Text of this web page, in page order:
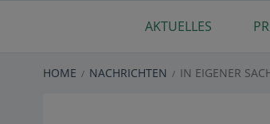
AKTUELLES
BREADCRUMBS
HOME NACHRICHTEN IN EIGENER